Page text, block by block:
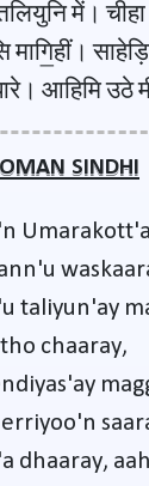
में। चीहा
मागि॒हीं।
आहिमि उठे
SINDHI
taliyun'ay
tho chaaray,
dhaaray,